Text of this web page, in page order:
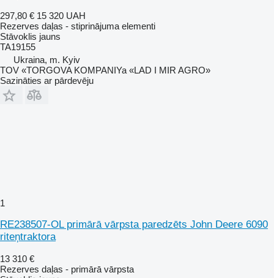
297,80 € 15 320 UAH
Rezerves daļas - stiprinājuma elementi
Stāvoklis jauns
TA19155
Ukraina, m. Kyiv
TOV «TORGOVA KOMPANIYa «LAD I MIR AGRO»
Sazināties ar pārdevēju
1
RE238507-OL primārā vārpsta paredzēts John Deere 6090
riteņtraktora
13 310 €
Rezerves daļas - primārā vārpsta